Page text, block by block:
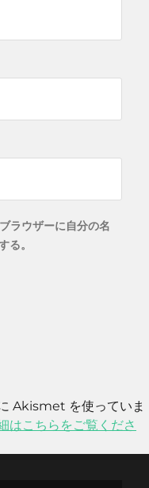
ラウザーに自分の名
る。
Akismet を使っていま
はこちらをご覧くださ